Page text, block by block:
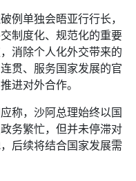
例单独会晤亚行行长，
制度化、规范化的重要
消除个人化外交带来的
贯、服务国家发展的官
进对外合作。
称，沙阿总理始终以国
务繁忙，但并未停滞对
后续将结合国家发展需